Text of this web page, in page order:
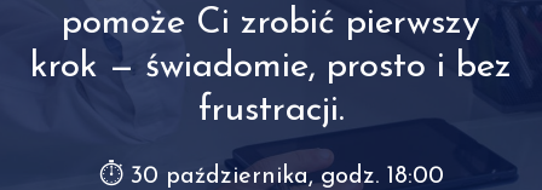
pomoże Ci zrobić pierwszy
krok — świadomie, prosto i bez
frustracji.
⏱ 30 października, godz. 18:00